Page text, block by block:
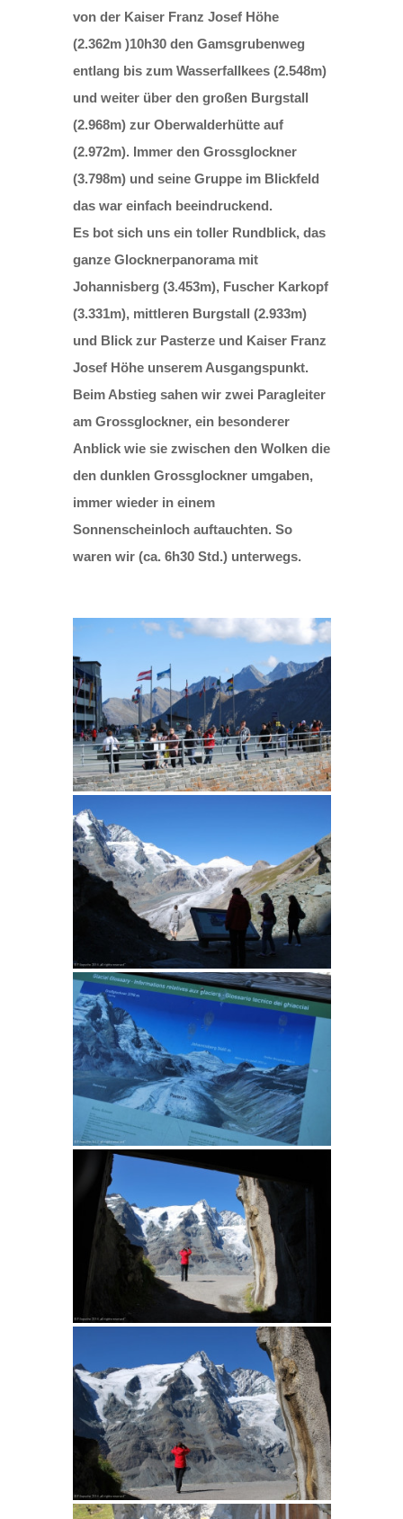
von der Kaiser Franz Josef Höhe
(2.362m )10h30 den Gamsgrubenweg
entlang bis zum Wasserfallkees (2.548m)
und weiter über den großen Burgstall
(2.968m) zur Oberwalderhütte auf
(2.972m). Immer den Grossglockner
(3.798m) und seine Gruppe im Blickfeld
das war einfach beeindruckend.
Es bot sich uns ein toller Rundblick, das
ganze Glocknerpanorama mit
Johannisberg (3.453m), Fuscher Karkopf
(3.331m), mittleren Burgstall (2.933m)
und Blick zur Pasterze und Kaiser Franz
Josef Höhe unserem Ausgangspunkt.
Beim Abstieg sahen wir zwei Paragleiter
am Grossglockner, ein besonderer
Anblick wie sie zwischen den Wolken die
den dunklen Grossglockner umgaben,
immer wieder in einem
Sonnenscheinloch auftauchten. So
waren wir (ca. 6h30 Std.) unterwegs.